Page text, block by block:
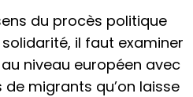
du procès politique
il faut examiner
niveau européen avec
migrants qu’on laisse